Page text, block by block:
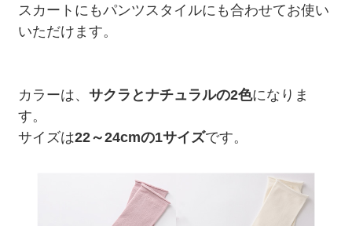
スカートにもパンツスタイルにも合わせてお使い
いただけます。
カラーは、 サクラとナチュラルの2色になりま
す。
サイズは22～24cmの1サイズです。